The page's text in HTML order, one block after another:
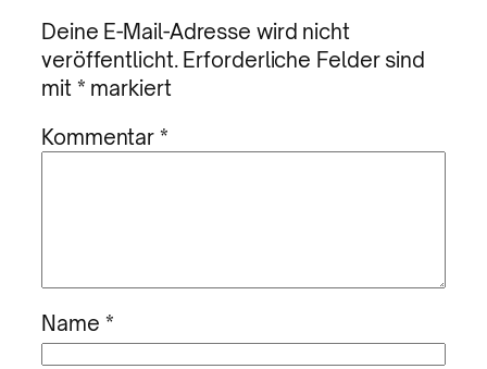
Deine E-Mail-Adresse wird nicht
veröffentlicht. Erforderliche Felder sind
mit * markiert
Kommentar*
Name *